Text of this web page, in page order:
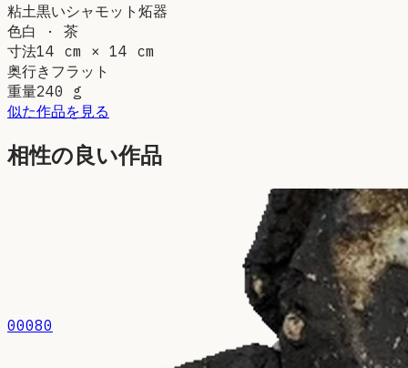
粘土黒いシャモット炻器
色白 · 茶
寸法14 cm × 14 cm
奥行き フラット
重量240 g
似た作品を見る
相性の良い作品
00080